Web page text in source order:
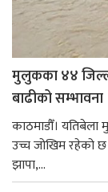
मुलुकका ४४
बाढीको सम्भावना
काठमाडौँ।
उच्च जोखिम रहेको
झापा,...